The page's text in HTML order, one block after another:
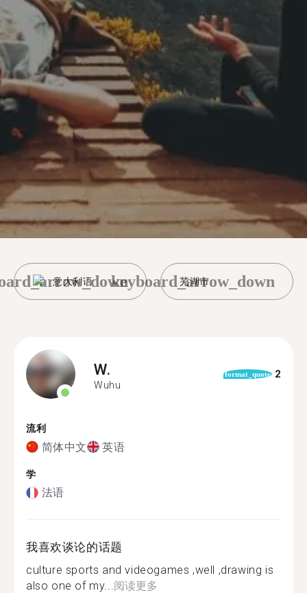
意大利语 芜湖市
keyboard_arrow_down
W.
Wuhu
format_quote 2
流利
简体中文 英语
学
法语
我喜欢谈论的话题
culture sports and videogames ,well ,drawing is
also one of my...阅读更多